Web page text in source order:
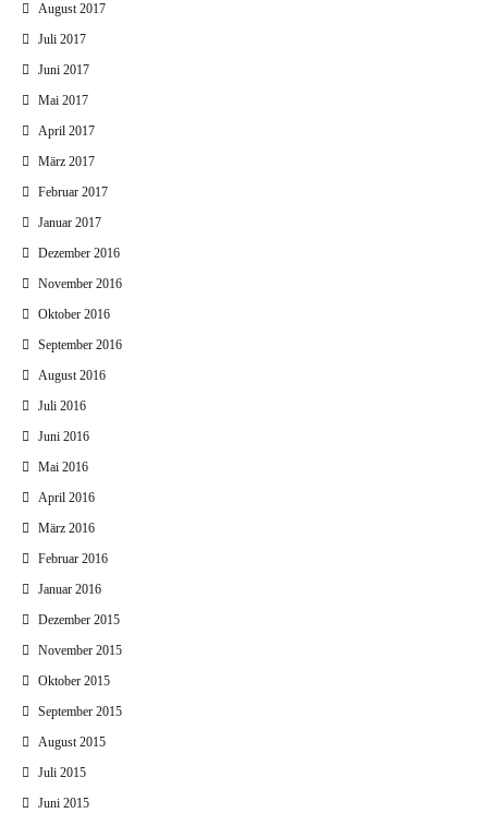
August 2017
Juli 2017
Juni 2017
Mai 2017
April 2017
März 2017
Februar 2017
Januar 2017
Dezember 2016
November 2016
Oktober 2016
September 2016
August 2016
Juli 2016
Juni 2016
Mai 2016
April 2016
März 2016
Februar 2016
Januar 2016
Dezember 2015
November 2015
Oktober 2015
September 2015
August 2015
Juli 2015
Juni 2015